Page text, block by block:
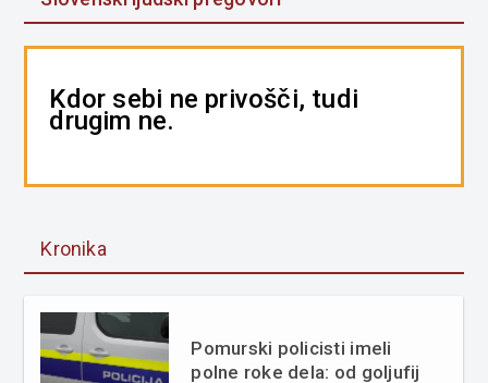
Kdor sebi ne privošči, tudi
drugim ne.
Kronika
Pomurski policisti imeli
polne roke dela: od goljufij